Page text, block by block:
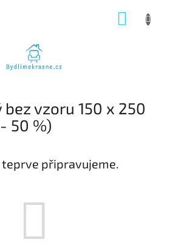
vzoru 150 x 250
50 %)
připravujeme.